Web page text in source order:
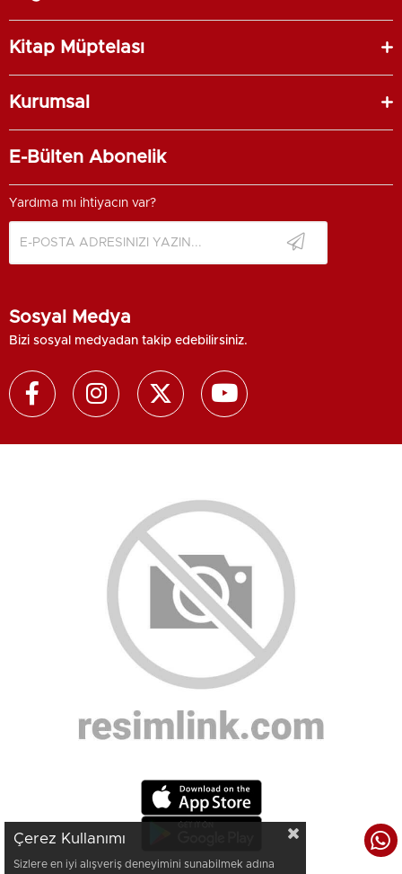
Kitap Müptelası
Kurumsal
E-Bülten Abonelik
Yardıma mı ihtiyacın var?
Sosyal Medya
Bizi sosyal medyadan takip edebilirsiniz.
Çerez Kullanımı
Sizlere en iyi alışveriş deneyimini sunabilmek adına